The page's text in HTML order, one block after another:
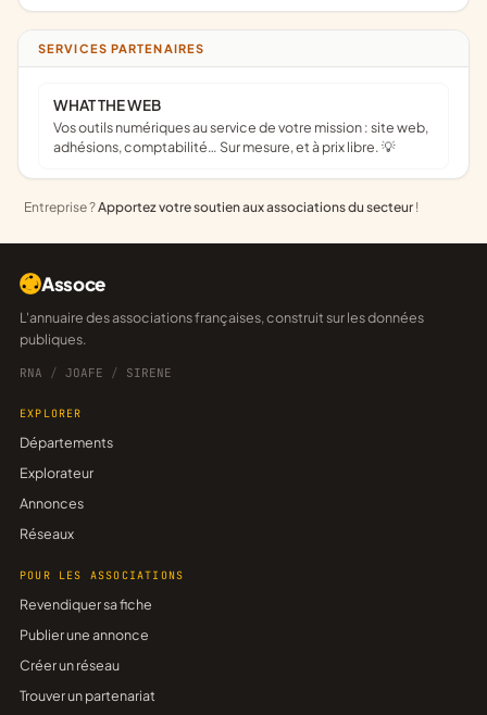
SERVICES PARTENAIRES
WHAT THE WEB
Vos outils numériques au service de votre mission : site web,
adhésions, comptabilité… Sur mesure, et à prix libre. 💡
Entreprise ?Apportez votre soutien aux associations du secteur !
Assoce
L'annuaire des associations françaises, construit sur les données
publiques.
RNA / JOAFE / SIRENE
EXPLORER
Départements
Explorateur
Annonces
Réseaux
POUR LES ASSOCIATIONS
Revendiquer sa fiche
Publier une annonce
Créer un réseau
Trouver un partenariat